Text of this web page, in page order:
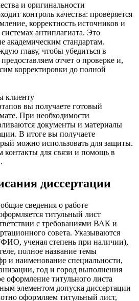
и оригинальности
контроль качества: проверяется
корректность источников и
антиплагиата. Это
академическим стандартам.
главу, чтобы убедиться в
отчет о проверке и,
корректировки до полной
клиенту
вы получаете готовый
При необходимости
документы и материалы
В итоге вы получаете
можно использовать для защиты.
контакты для связи и помощь в
диссертации
сведения о работе
титульный лист
с требованиями ВАК и
совета. Указываются
ученая степень при наличии),
полное название темы
и наименование специальности,
год и город выполнения
оформление титульного листа
элементом допуска диссертации
оформляем титульный лист,